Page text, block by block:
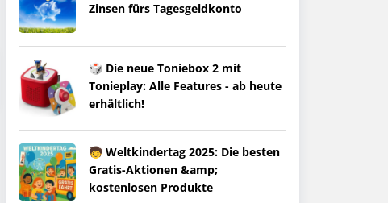
Zinsen fürs Tagesgeldkonto
🎲 Die neue Toniebox 2 mit
Tonieplay: Alle Features - ab heute
erhältlich!
🧒 Weltkindertag 2025: Die besten
Gratis-Aktionen &amp;
kostenlosen Produkte